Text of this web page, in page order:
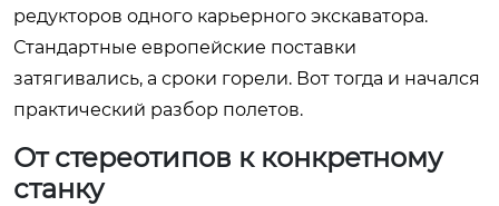
редукторов одного карьерного экскаватора.
Стандартные европейские поставки
затягивались, а сроки горели. Вот тогда и начался
практический разбор полетов.
От стереотипов к конкретному
станку